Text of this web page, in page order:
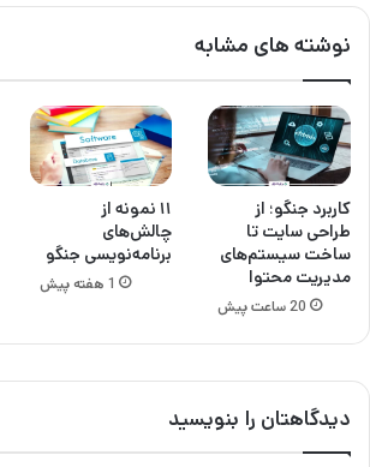
نوشته های مشابه
کاربرد جنگو؛ از
طراحی سایت تا
ساخت سیستم‌های
مدیریت محتوا
20 ساعت پیش
۱۱ نمونه از
چالش‌‌های
برنامه‌نویسی جنگو
1 هفته پیش
دیدگاهتان را بنویسید